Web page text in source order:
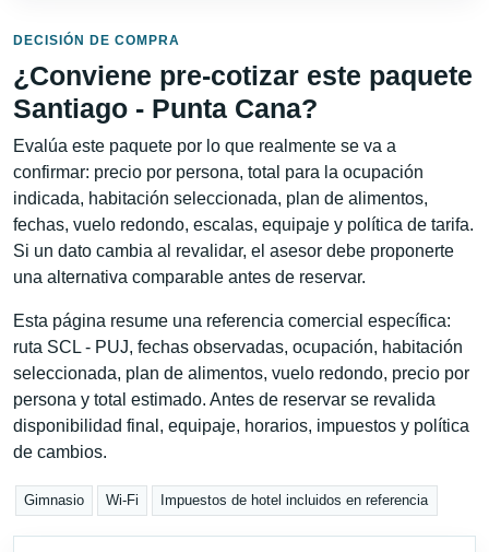
DECISIÓN DE COMPRA
¿Conviene pre-cotizar este paquete
Santiago - Punta Cana?
Evalúa este paquete por lo que realmente se va a
confirmar: precio por persona, total para la ocupación
indicada, habitación seleccionada, plan de alimentos,
fechas, vuelo redondo, escalas, equipaje y política de tarifa.
Si un dato cambia al revalidar, el asesor debe proponerte
una alternativa comparable antes de reservar.
Esta página resume una referencia comercial específica:
ruta SCL - PUJ, fechas observadas, ocupación, habitación
seleccionada, plan de alimentos, vuelo redondo, precio por
persona y total estimado. Antes de reservar se revalida
disponibilidad final, equipaje, horarios, impuestos y política
de cambios.
Gimnasio Wi-Fi Impuestos de hotel incluidos en referencia